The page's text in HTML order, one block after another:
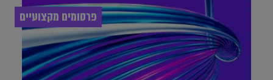
פרסומים מקצועיים